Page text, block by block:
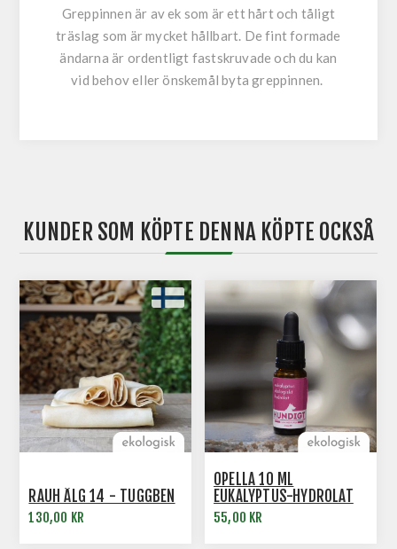
Greppinnen är av ek som är ett hårt och tåligt
träslag som är mycket hållbart. De fint formade
ändarna är ordentligt fastskruvade och du kan
vid behov eller önskemål byta greppinnen.
KUNDER SOM KÖPTE DENNA KÖPTE OCKSÅ
RAUH ÄLG 14 - TUGGBEN
130,00 KR
OPELLA 10 ML
EUKALYPTUS-HYDROLAT
NOSE WORK
55,00 KR